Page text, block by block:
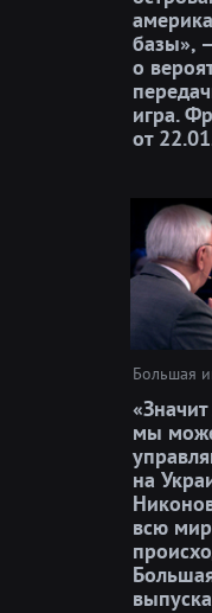
базы»,
о
игра.
от
Большая
мы
на
всю